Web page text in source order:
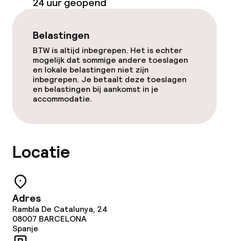
Entertainment
Gratis wifi
Zonneterras
Eet- en drinkdiensten
Schoonmaakvoorzieningen
Wasservice
Zakelijke faciliteiten
Belastingen
BTW is altijd inbegrepen. Het is echter
mogelijk dat sommige andere toeslagen
en lokale belastingen niet zijn
inbegrepen. Je betaalt deze toeslagen
en belastingen bij aankomst in je
accommodatie.
Locatie
Adres
Rambla De Catalunya, 24
08007 BARCELONA
Spanje